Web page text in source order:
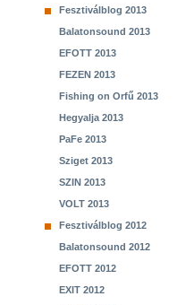
Fesztiválblog 2013
Balatonsound 2013
EFOTT 2013
FEZEN 2013
Fishing on Orfű 2013
Hegyalja 2013
PaFe 2013
Sziget 2013
SZIN 2013
VOLT 2013
Fesztiválblog 2012
Balatonsound 2012
EFOTT 2012
EXIT 2012